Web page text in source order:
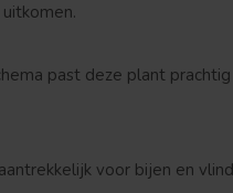
past deze plant
voor bijen en
jij naar op